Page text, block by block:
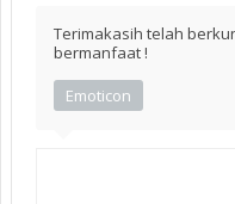
Terimakasih telah
bermanfaat !
Emoticon